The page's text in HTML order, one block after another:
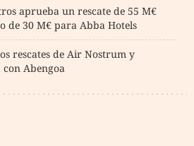
aprueba un rescate de 55 M€
de 30 M€ para Abba Hotels
rescates de Air Nostrum y
con Abengoa